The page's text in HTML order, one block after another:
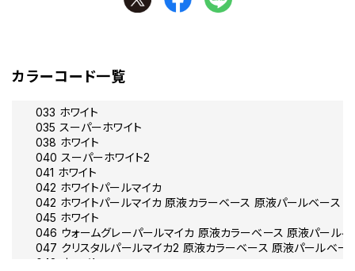
カラーコード一覧
033 ホワイト
035 スーパーホワイト
038 ホワイト
040 スーパーホワイト2
041 ホワイト
042 ホワイトパールマイカ
042 ホワイトパールマイカ 原液カラーベース 原液パールベース セ
045 ホワイト
046 ウォームグレーパールマイカ 原液カラーベース 原液パールベ
047 クリスタルパールマイカ2 原液カラーベース 原液パールベース
048 ホワイト